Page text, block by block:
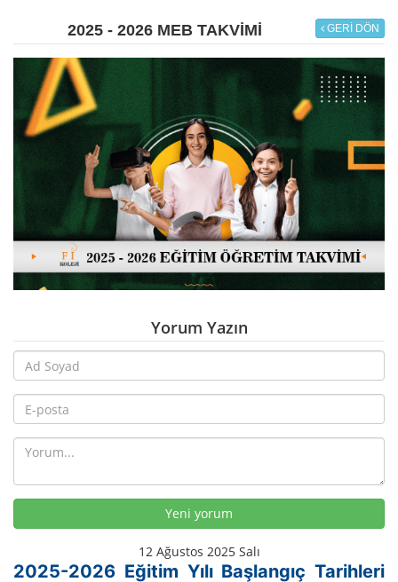
2025 - 2026 MEB TAKVİMİ GERI DÖN
Yorum Yazın
12 Ağustos 2025 Salı
2025-2026 Eğitim Yılı Başlangıç Tarihleri